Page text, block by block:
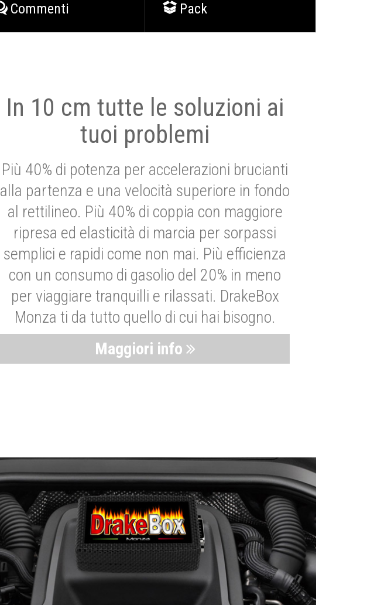
Commenti Pack
In 10 cm tutte le soluzioni ai
tuoi problemi
Più 40% di potenza per accelerazioni brucianti
alla partenza e una velocità superiore in fondo
al rettilineo. Più 40% di coppia con maggiore
ripresa ed elasticità di marcia per sorpassi
semplici e rapidi come non mai. Più efficienza
con un consumo di gasolio del 20% in meno
per viaggiare tranquilli e rilassati. DrakeBox
Monza ti da tutto quello di cui hai bisogno.
Maggiori info